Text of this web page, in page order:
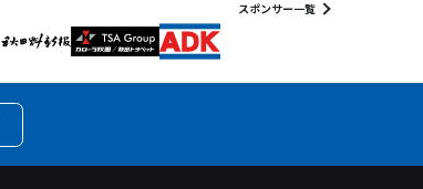
スポンサー一覧